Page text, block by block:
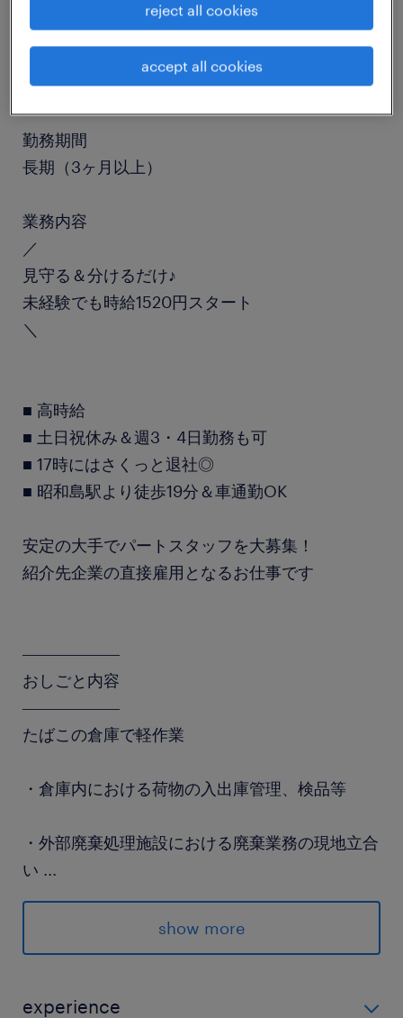
職種
仕分け・ピッキング・梱包、検品、入出荷、その
他（倉庫・軽作業）
勤務期間
長期（3ヶ月以上）
業務内容
／
見守る＆分けるだけ♪
未経験でも時給1520円スタート
＼
■ 高時給
■ 土日祝休み＆週3・4日勤務も可
■ 17時にはさくっと退社◎
■ 昭和島駅より徒歩19分＆車通勤OK
安定の大手でパートスタッフを大募集！
紹介先企業の直接雇用となるお仕事です
――――――
おしごと内容
――――――
たばこの倉庫で軽作業
・倉庫内における荷物の入出庫管理、検品等
・外部廃棄処理施設における廃棄業務の現地立合
い ...
（確実に廃棄しているのか処理状況チェック＆写
show more
experience
reject all cookies
accept all cookies